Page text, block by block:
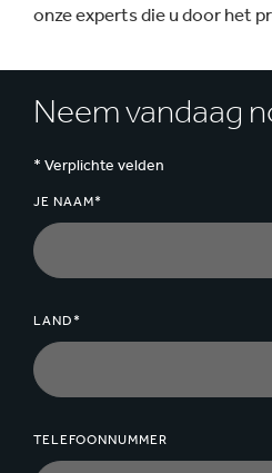
onze experts die u door het
Neem vandaag
* Verplichte velden
JE NAAM*
LAND*
TELEFOONNUMMER